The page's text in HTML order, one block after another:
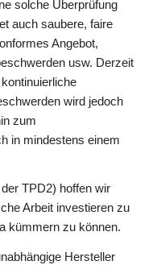
solche Überprüfung
auch saubere, faire
Angebot,
usw. Derzeit
wird jedoch
zum
in mindestens einem
TPD2) hoffen wir
Arbeit investieren zu
kümmern zu können.
Hersteller